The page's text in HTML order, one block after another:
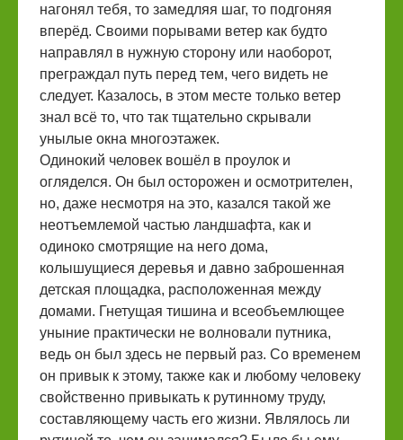
нагонял тебя, то замедляя шаг, то подгоняя
вперёд. Своими порывами ветер как будто
направлял в нужную сторону или наоборот,
преграждал путь перед тем, чего видеть не
следует. Казалось, в этом месте только ветер
знал всё то, что так тщательно скрывали
унылые окна многоэтажек.
Одинокий человек вошёл в проулок и
огляделся. Он был осторожен и осмотрителен,
но, даже несмотря на это, казался такой же
неотъемлемой частью ландшафта, как и
одиноко смотрящие на него дома,
колышущиеся деревья и давно заброшенная
детская площадка, расположенная между
домами. Гнетущая тишина и всеобъемлющее
уныние практически не волновали путника,
ведь он был здесь не первый раз. Со временем
он привык к этому, также как и любому человеку
свойственно привыкать к рутинному труду,
составляющему часть его жизни. Являлось ли